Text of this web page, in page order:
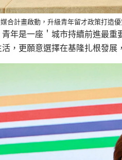
合計畫啟動，升級青年留才政策打造
年是一座＇城市持續前進最
，更願意選擇在基隆扎根發